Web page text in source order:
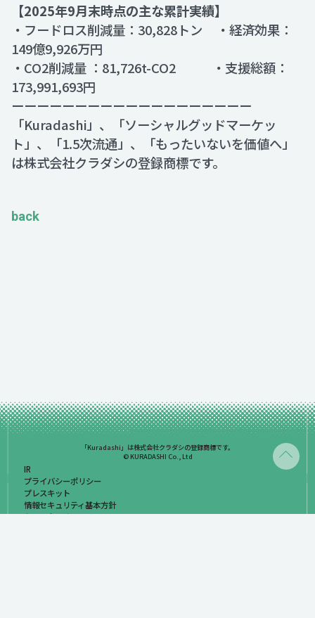
【2025年9月末時点の主な累計実績】
・フードロス削減量：30,828トン ・経済効果：
149億9,926万円
・CO2削減量 ：81,726t-CO2 ・支援総額：
173,991,693円
ーーーーーーーーーーーーーーーーーーー
「Kuradashi」、「ソーシャルグッドマーケッ
ト」、「1.5次流通」、「もったいないを価値へ」
は株式会社クラダシの登録商標です。
back
「Kuradashi」は株式会社クラダシの登録商標です。
© KURADASHI Co., Ltd
IR
プライバシーポリシー
プレスキット
情報セキュリティ基本方針
お問い合わせ